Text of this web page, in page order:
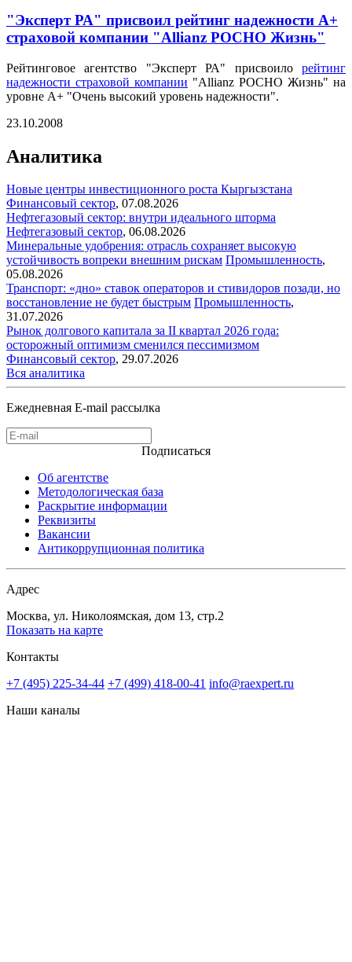
"Эксперт РА" присвоил рейтинг надежности А+
страховой компании "Allianz РОСНО Жизнь"
Рейтинговое агентство "Эксперт РА" присвоило рейтинг
надежности страховой компании "Allianz РОСНО Жизнь" на
уровне А+ "Очень высокий уровень надежности".
23.10.2008
Аналитика
Новые центры инвестиционного роста Кыргызстана
Финансовый сектор, 07.08.2026
Нефтегазовый сектор: внутри идеального шторма
Нефтегазовый сектор, 06.08.2026
Минеральные удобрения: отрасль сохраняет высокую
устойчивость вопреки внешним рискам Промышленность,
05.08.2026
Транспорт: «дно» ставок операторов и стивидоров позади, но
восстановление не будет быстрым Промышленность,
31.07.2026
Рынок долгового капитала за II квартал 2026 года:
осторожный оптимизм сменился пессимизмом
Финансовый сектор, 29.07.2026
Вся аналитика
Ежедневная E-mail рассылка
Подписаться
Об агентстве
Методологическая база
Раскрытие информации
Реквизиты
Вакансии
Антикоррупционная политика
Адрес
Москва, ул. Николоямская, дом 13, стр.2
Показать на карте
Контакты
+7 (495) 225-34-44 +7 (499) 418-00-41 info@raexpert.ru
Наши каналы